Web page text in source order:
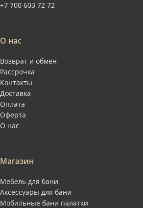
+7 700 603 72 72
О нас
Возврат и обмен
Рассрочка
Контакты
Доставка
Оплата
Оферта
О нас
Магазин
Мебель для бани
Аксессуары для бани
Мобильные бани палатки